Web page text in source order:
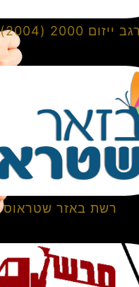
2000 (2004) בע"מ
רשת באזר שטראוס